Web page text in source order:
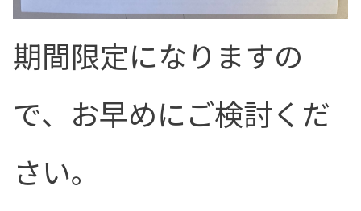
期間限定になりますの
で、お早めにご検討くだ
さい。